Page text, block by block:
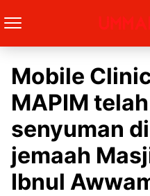
Mobile
MAPIM
senyuman
jemaah
Ibnul